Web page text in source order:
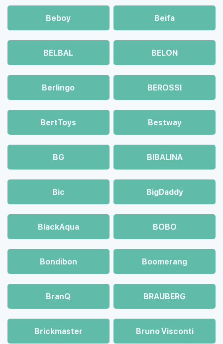
Beboy Beifa
BELBAL BELON
Berlingo BEROSSI
BertToys Bestway
BG BIBALINA
Bic BigDaddy
BlackAqua BOBO
Bondibon Boomerang
BranQ BRAUBERG
Brickmaster Bruno Visconti